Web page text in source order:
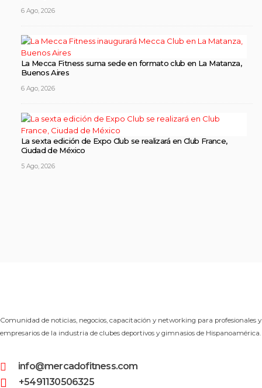
6 Ago, 2026
La Mecca Fitness suma sede en formato club en La Matanza,
Buenos Aires
6 Ago, 2026
La sexta edición de Expo Club se realizará en Club France,
Ciudad de México
5 Ago, 2026
Comunidad de noticias, negocios, capacitación y networking para profesionales y
empresarios de la industria de clubes deportivos y gimnasios de Hispanoamérica.
info@mercadofitness.com
+5491130506325